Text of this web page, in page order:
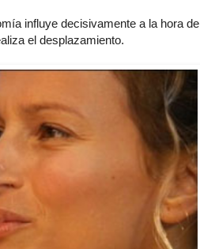
influye decisivamente a la hora de
el desplazamiento.